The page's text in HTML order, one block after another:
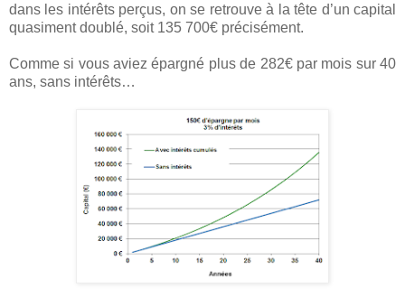
dans les intérêts perçus, on se retrouve à la tête d’un capital
quasiment doublé, soit 135 700€ précisément.
Comme si vous aviez épargné plus de 282€ par mois sur 40
ans, sans intérêts…